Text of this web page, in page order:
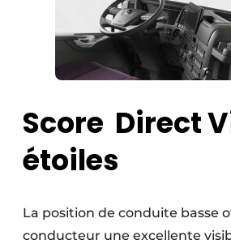
Score Direct
étoiles
La position de conduite basse
conducteur une excellente